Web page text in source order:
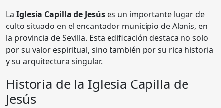
La Iglesia Capilla de Jesús es un importante lugar de
culto situado en el encantador municipio de Alanís, en
la provincia de Sevilla. Esta edificación destaca no solo
por su valor espiritual, sino también por su rica historia
y su arquitectura singular.
Historia de la Iglesia Capilla de
Jesús